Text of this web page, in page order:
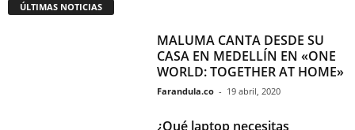
ÚLTIMAS NOTICIAS
MALUMA CANTA DESDE SU
CASA EN MEDELLÍN EN «ONE
WORLD: TOGETHER AT HOME»
Farandula.co - 19 abril, 2020
¿Qué laptop necesitas